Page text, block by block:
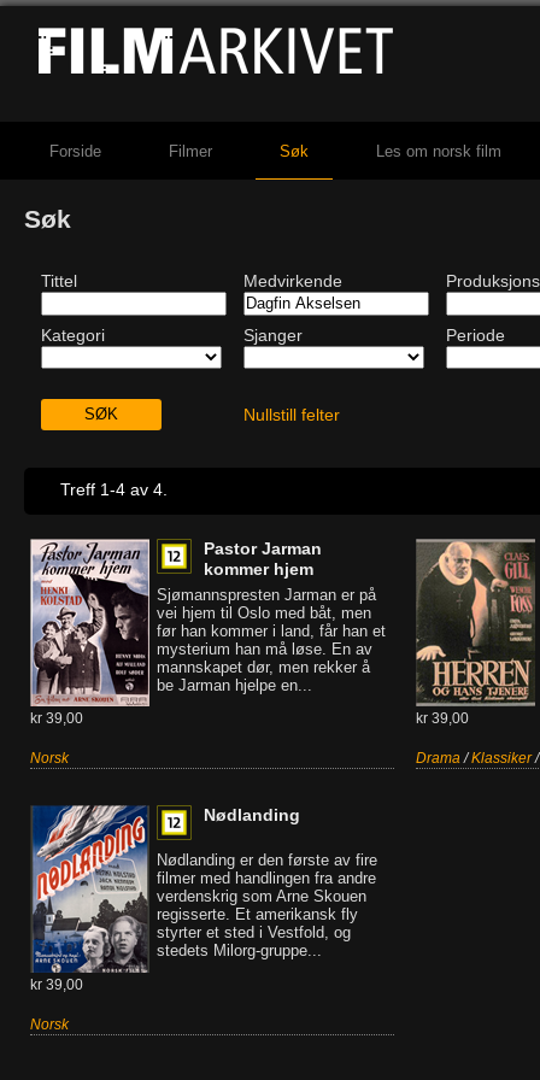
Forside Filmer Søk Les om norsk film
Søk
Tittel Medvirkende
Kategori Sjanger Periode
Nullstill felter
Treff 1-4 av 4.
Pastor Jarman
kommer hjem
Sjømannspresten Jarman er på
vei hjem til Oslo med båt, men
før han kommer i land, får han et
mysterium han må løse. En av
mannskapet dør, men rekker å
be Jarman hjelpe en...
kr 39,00
Norsk
kr 39,00
Drama/Klassiker
Nødlanding
Nødlanding er den første av fire
filmer med handlingen fra andre
verdenskrig som Arne Skouen
regisserte. Et amerikansk fly
styrter et sted i Vestfold, og
stedets Milorg-gruppe...
kr 39,00
Norsk